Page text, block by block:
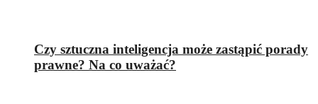
Czy sztuczna inteligencja może zastąpić porady
prawne? Na co uważać?